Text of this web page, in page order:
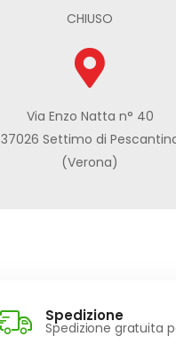
CHIUSO
Via Enzo Natta n° 40
37026 Settimo di
(Verona)
Spedizione
Spedizione gratuita